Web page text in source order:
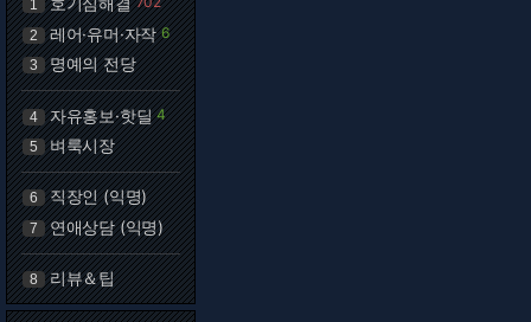
1
2 레어·유머·자작 6
3 명예의 전당
4 자유홍보·핫딜 4
5 벼룩시장
6 직장인 (익명)
7 연애상담 (익명)
8 리뷰＆팁